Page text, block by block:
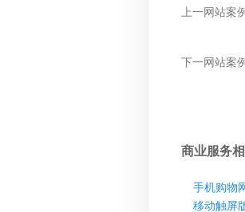
上一网站案
下一网站案
商业服务
手机购物
移动触屏